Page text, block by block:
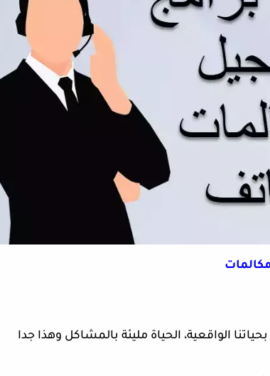
الواقعية، الحياة مليئة بالمشاكل وهذا جدا